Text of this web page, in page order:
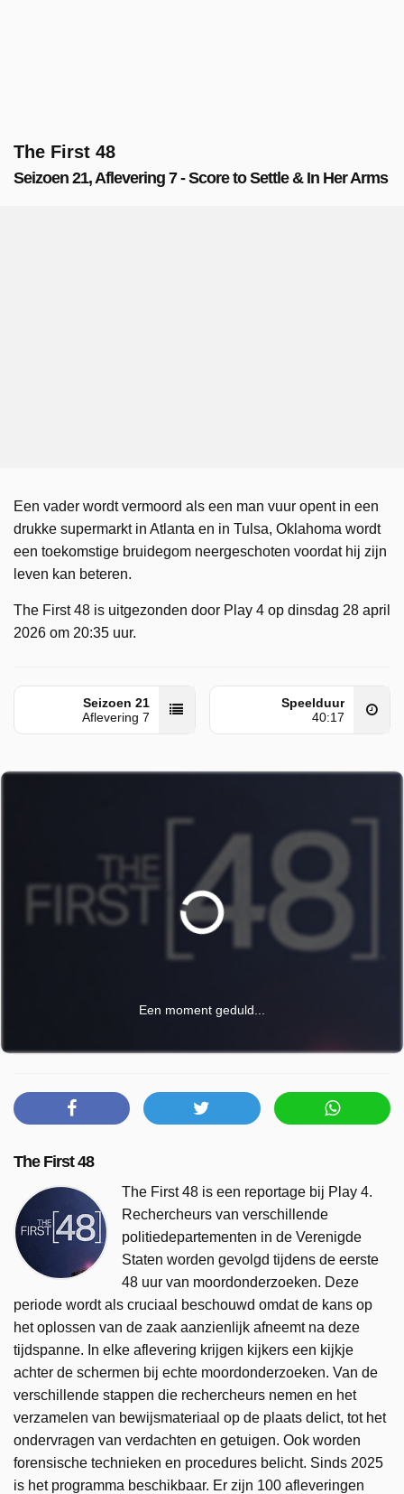
The First 48
Seizoen 21, Aflevering 7 - Score to Settle & In Her Arms
Een vader wordt vermoord als een man vuur opent in een
drukke supermarkt in Atlanta en in Tulsa, Oklahoma wordt
een toekomstige bruidegom neergeschoten voordat hij zijn
leven kan beteren.
The First 48 is uitgezonden door Play 4 op dinsdag 28 april
2026 om 20:35 uur.
Seizoen 21
Aflevering 7
Speelduur
40:17
Een moment geduld...
The First 48
The First 48 is een reportage bij Play 4.
Rechercheurs van verschillende
politiedepartementen in de Verenigde
Staten worden gevolgd tijdens de eerste
48 uur van moordonderzoeken. Deze
periode wordt als cruciaal beschouwd omdat de kans op
het oplossen van de zaak aanzienlijk afneemt na deze
tijdspanne. In elke aflevering krijgen kijkers een kijkje
achter de schermen bij echte moordonderzoeken. Van de
verschillende stappen die rechercheurs nemen en het
verzamelen van bewijsmateriaal op de plaats delict, tot het
ondervragen van verdachten en getuigen. Ook worden
forensische technieken en procedures belicht. Sinds 2025
is het programma beschikbaar. Er zijn 100 afleveringen